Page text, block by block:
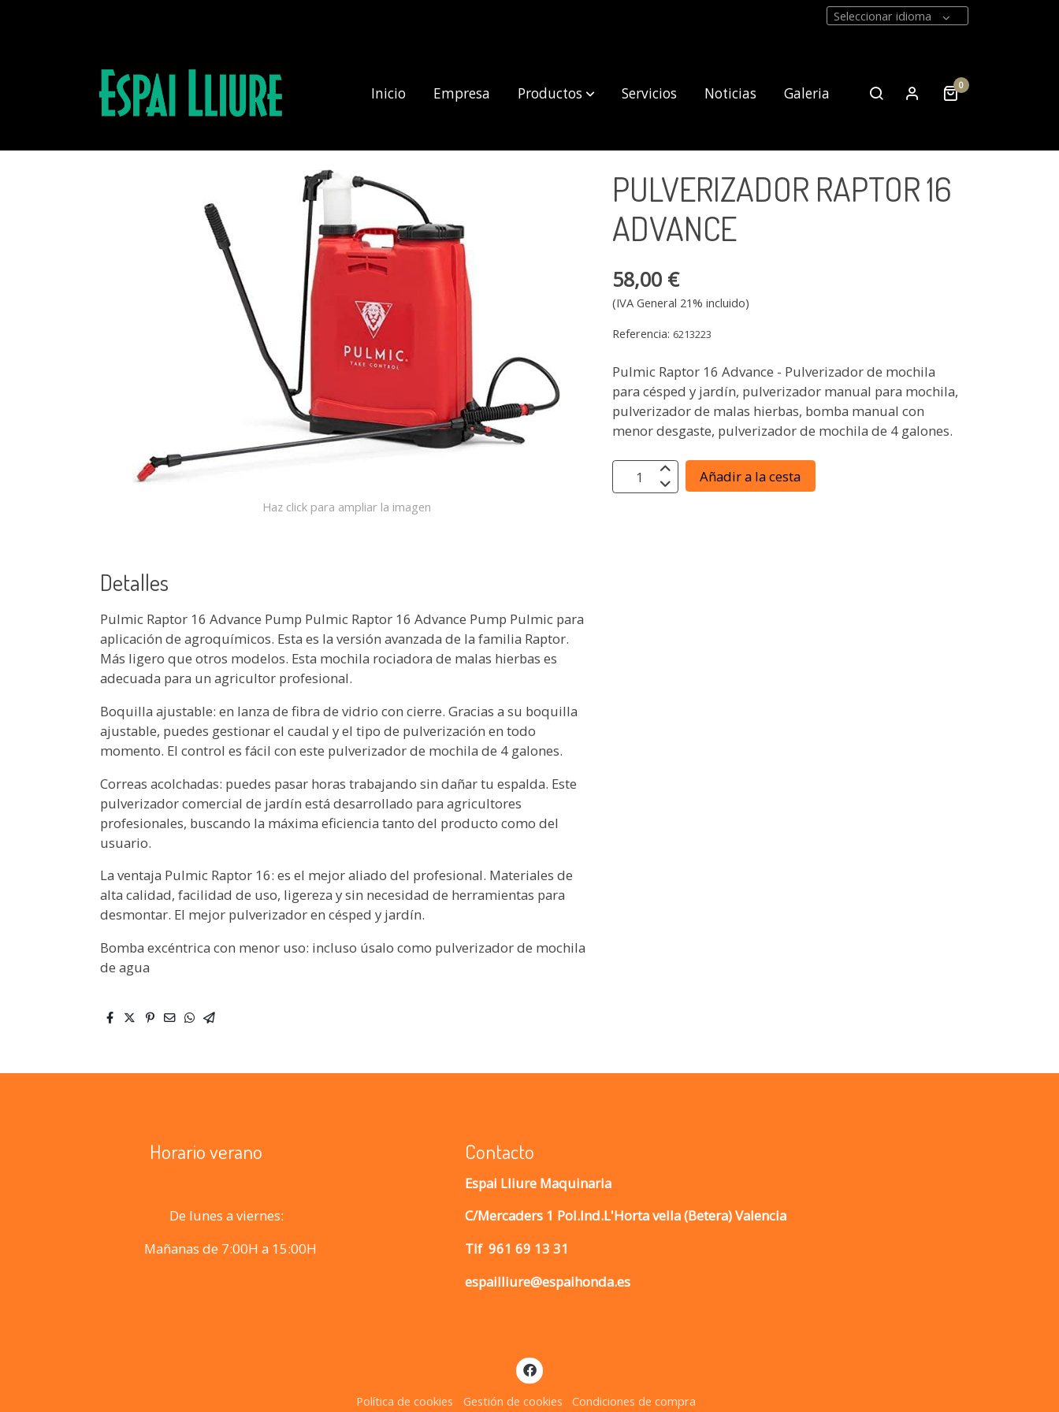
Seleccionar idioma
Inicio Empresa Productos Servicios Noticias Galeria
Contacto
0
Productos PULVERIZADOR RAPTOR 16 ADVANCE
Haz click para ampliar la imagen
Detalles
Pulmic Raptor 16 Advance Pump Pulmic Raptor 16 Advance Pump Pulmic para
aplicación de agroquímicos. Esta es la versión avanzada de la familia Raptor.
Más ligero que otros modelos. Esta mochila rociadora de malas hierbas es
adecuada para un agricultor profesional.
Boquilla ajustable: en lanza de fibra de vidrio con cierre. Gracias a su boquilla
ajustable, puedes gestionar el caudal y el tipo de pulverización en todo
momento. El control es fácil con este pulverizador de mochila de 4 galones.
Correas acolchadas: puedes pasar horas trabajando sin dañar tu espalda. Este
pulverizador comercial de jardín está desarrollado para agricultores
profesionales, buscando la máxima eficiencia tanto del producto como del
usuario.
La ventaja Pulmic Raptor 16: es el mejor aliado del profesional. Materiales de
alta calidad, facilidad de uso, ligereza y sin necesidad de herramientas para
desmontar. El mejor pulverizador en césped y jardín.
Bomba excéntrica con menor uso: incluso úsalo como pulverizador de mochila
de agua
PULVERIZADOR RAPTOR 16
ADVANCE
58,00 €
(IVA General 21% incluido)
Referencia: 6213223
Pulmic Raptor 16 Advance - Pulverizador de mochila
para césped y jardín, pulverizador manual para mochila,
pulverizador de malas hierbas, bomba manual con
menor desgaste, pulverizador de mochila de 4 galones.
Añadir a la cesta
Horario verano
De lunes a viernes:
Mañanas de 7:00H a 15:00H
Contacto
Espai Lliure Maquinaria
C/Mercaders 1 Pol.Ind.L'Horta vella (Betera) Valencia
Tlf 961 69 13 31
espailliure@espaihonda.es
Política de cookies Gestión de cookies Condiciones de compra